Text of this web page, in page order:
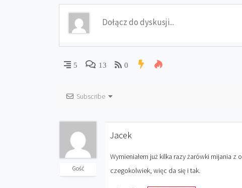
5 13 0
Subscribe
Gość
Jacek
Wymieniałem już kilka razy żarówki mijania
czegokolwiek, więc da się i tak.